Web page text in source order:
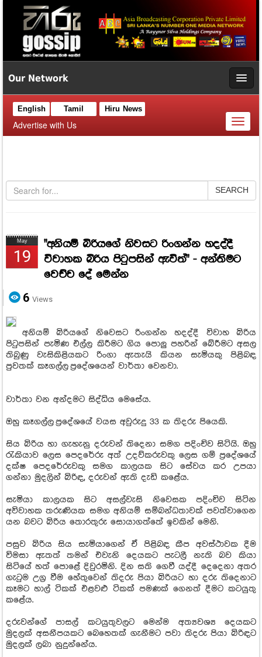
Our Network
English Tamil Hiru News
Advertise with Us
Toggle
SEARCH
May
19
"අනියම් බිරියගේ නිවසට රිංගන්න හදද්දී
විවාහක බිරිය පිටුපසින් ඇවිත්" - අන්තිමට
වෙච්ච දේ මෙන්න
6 Views
අනියම් බිරියගේ නිවෙසට රිංගන්න හදද්දී විවාහ බිරිය
පිටුපසින් පැමිණ එල්ල කිරීමට ගිය පොලු‍ පහරින් බේරීමට අසල
තිබුණු වැසිකිළියකට රිංගා ඇතැයි කියන සැමියකු පිළිබඳ
පුවතක් කෑගල්ල ප්‍රදේශයෙන් වාර්තා වෙනවා.
වාර්තා වන අන්දමට සිද්ධිය මෙසේය.
ඔහු කෑගල්ල ප්‍රදේශයේ වයස අවුරුදු 33 ක තිදරු පියෙකි.
සිය බිරිය හා ගැහැනු දරුවන් තිදෙනා සමග පදිංචිව සිටියි. ඔහු
රැකියාව ලෙස පෙදරේරු අත් උදව්කරුවකු ලෙස ගම් ප්‍රදේශයේ
දක්ෂ පෙදරේරුවකු සමග කාලයක සිට සේවය කර උපයා
ගන්නා මුදලින් බිරිඳ, දරුවන් ඇති දැඩි කළේය.
සැමියා කාලයක සිට අසල්වැසි නිවෙසක පදිංචිව සිටින
අවිවාහක තරුණියක සමග අනියම් සම්බන්ධතාවක් පවත්වාගෙන
යන බවට බිරිය තොරතුරු සොයාගත්තේ ඉවකින් මෙනි.
පසුව බිරිය සිය සැමියාගෙන් ඒ පිළිබඳ කීප අවස්ථාවක දීම
විමසා ඇතත් තමන් එවැනි දෙයකට පැටලී නැති බව කියා
සිටියේ හත් පොළේ දිවුරමිනි. දින සති ගෙවී යද්දී දෙදෙනා අතර
ගැටුම උග්‍ර වීම හේතුවෙන් තිදරු පියා බිරියට හා දරු තිදෙනාට
කෑමට හාල් ටිකක් එළවළු ටිකක් පමණක් ගෙනත් දීමට කටයුතු
කළේය.
දරුවන්ගේ පාසල් කටයුතුවලට මෙන්ම අත්‍යවශ්‍ය දෙයකට
මුදලක් අසනීපයකට බෙහෙතක් ගැනීමට පවා තිදරු පියා බිරිඳට
මුදලක් ලබා නුදුන්නේය.